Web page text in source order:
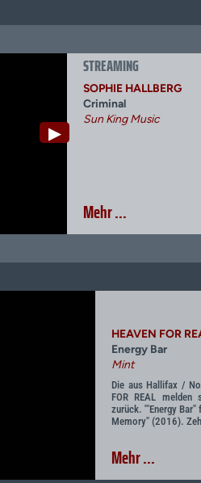
▶
STREAMING
SOPHIE HALLBERG
Criminal
Sun King Music
Mehr ...
HEAVEN FOR
Energy Bar
Mint
Die aus Hallifax /
FOR REAL
zurück. '"Energy
Memory" (2016).
Mehr ...